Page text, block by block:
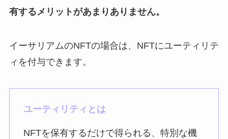
有するメリットがあまりありません。
イーサリアムのNFTの場合は、NFTにユーティリテ
ィを付与できます。
ユーティリティとは
NFTを保有するだけで得られる、特別な機